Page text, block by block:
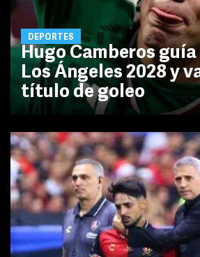
DEPORTES
Hugo Camberos guía
Los Ángeles 2028 y
título de goleo